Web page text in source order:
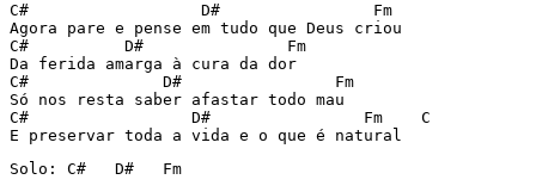
C#                  D#                Fm
Agora pare e pense em tudo que Deus criou
C#          D#               Fm
Da ferida amarga à cura da dor
C#              D#                Fm
Só nos resta saber afastar todo mau
C#                 D#                Fm    C
E preservar toda a vida e o que é natural
Solo: C#   D#   Fm